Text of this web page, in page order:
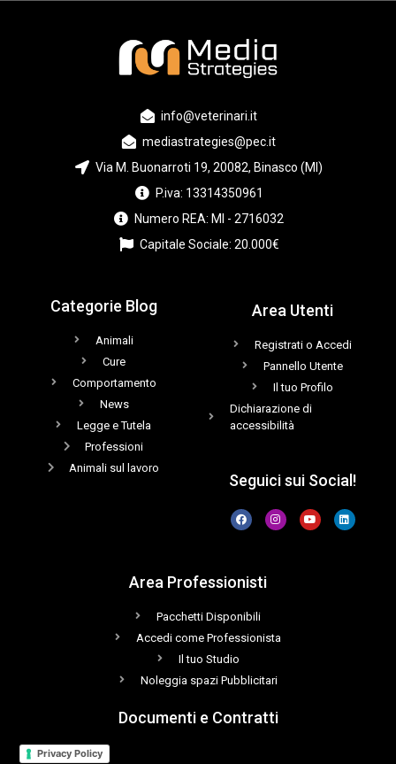
info@veterinari.it
mediastrategies@pec.it
Via M. Buonarroti 19, 20082, Binasco (MI)
P.iva: 13314350961
Numero REA: MI - 2716032
Capitale Sociale: 20.000€
Categorie Blog
Animali
Cure
Comportamento
News
Legge e Tutela
Professioni
Animali sul lavoro
Area Utenti
Registrati o Accedi
Pannello Utente
Il tuo Profilo
Dichiarazione di
accessibilità
Seguici sui Social!
Area Professionisti
Pacchetti Disponibili
Accedi come Professionista
Il tuo Studio
Noleggia spazi Pubblicitari
Documenti e Contratti
Privacy Policy